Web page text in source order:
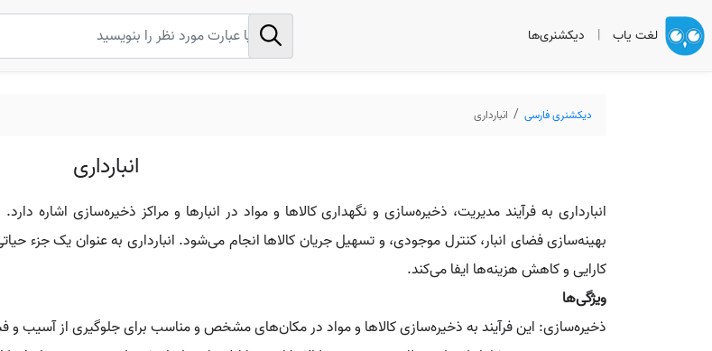
لغت یاب | دیکشنری‌ها
دیکشنری فارسی انبارداری
انبارداری
انبارداری به فرآیند مدیریت، ذخیره‌سازی و نگهداری کالاها و مواد در انبارها و مراکز ذخیره‌سازی
بهینه‌سازی فضای انبار، کنترل موجودی، و تسهیل جریان کالاها انجام می‌شود. انبارداری به عنوان یک
کارایی و کاهش هزینه‌ها ایفا می‌کند.
ویژگی‌ها
ذخیره‌سازی: این فرآیند به ذخیره‌سازی کالاها و مواد در مکان‌های مشخص و مناسب برای جلوگیری از آسیب و